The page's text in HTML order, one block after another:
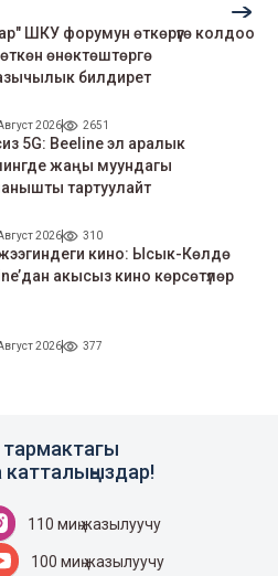
ШКУ форумун өткөрүүгө колдоо
өнөктөштөргө
билдирет
2026 2651
5G: Beeline эл аралык
жаңы муундагы
тартуулайт
2026 310
кино: Ысык-Көлдө
акысыз кино көрсөтүлөр
2026 377
110 миң жазылуучу
100 миң жазылуучу